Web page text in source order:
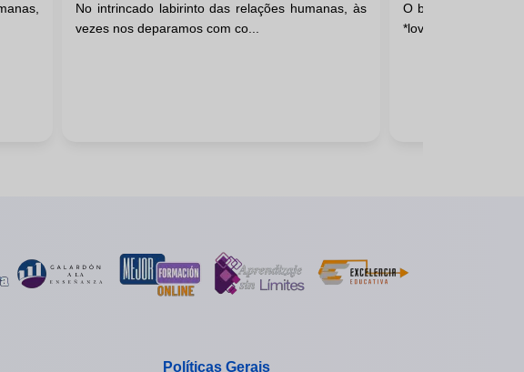
Percepção Da Realidade
No intrincado labirinto das relações humanas, às
vezes nos deparamos com co...
Manipulação
O bombardeio de
*love bombing* em
Políticas Gerais